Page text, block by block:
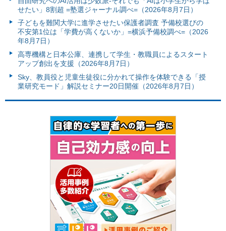
せたい」8割超 =塾選ジャーナル調べ=（2026年8月7日）
子どもを難関大学に進学させたい保護者調査 予備校選びの
不安第1位は「学費が高くないか」=横浜予備校調べ=（2026
年8月7日）
高専機構と日本公庫、連携して学生・教職員によるスタート
アップ創出を支援（2026年8月7日）
Sky、教員役と児童生徒役に分かれて操作を体験できる「授
業研究モード」解説セミナー20日開催（2026年8月7日）